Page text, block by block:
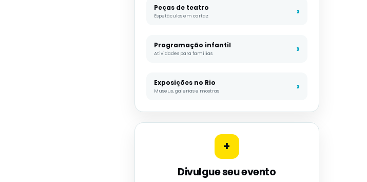
Peças de teatro
Espetáculos em cartaz
Programação infantil
Atividades para famílias
Exposições no Rio
Museus, galerias e mostras
+
Divulgue seu evento